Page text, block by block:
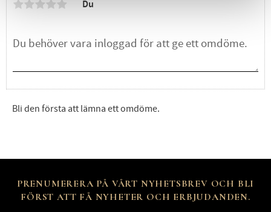
Du
Bli den första att lämna ett omdöme.
PRENUMERERA PÅ VÅRT NYHETSBREV OCH BLI
FÖRST ATT FÅ NYHETER OCH ERBJUDANDEN.